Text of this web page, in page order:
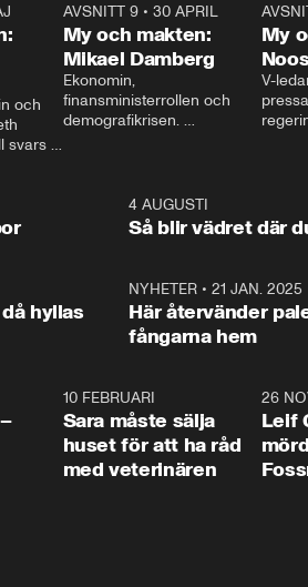
och
svars
AVSNITT 9• 30 APRIL
My och makten:
Mikael Damberg
Ekonomin,
finansministerrollen och
demografikrisen.
och Makten.
My
V-
– Vi
vara
1:064 AUGUSTI
Så blir vädret där
hyllas
NYHETER •21 JAN. 2025
Här återvänder
fångarna hem
10 FEBRUARI
Sara måste sälja
huset för att ha råd
med veterinären
26
Leif